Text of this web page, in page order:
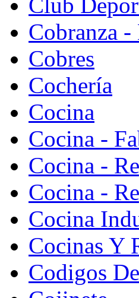
Cobranza -
Cobres
Cochería
Cocina
Cocina -
Cocina -
Cocina -
Cocina
Cocinas Y
Codigos